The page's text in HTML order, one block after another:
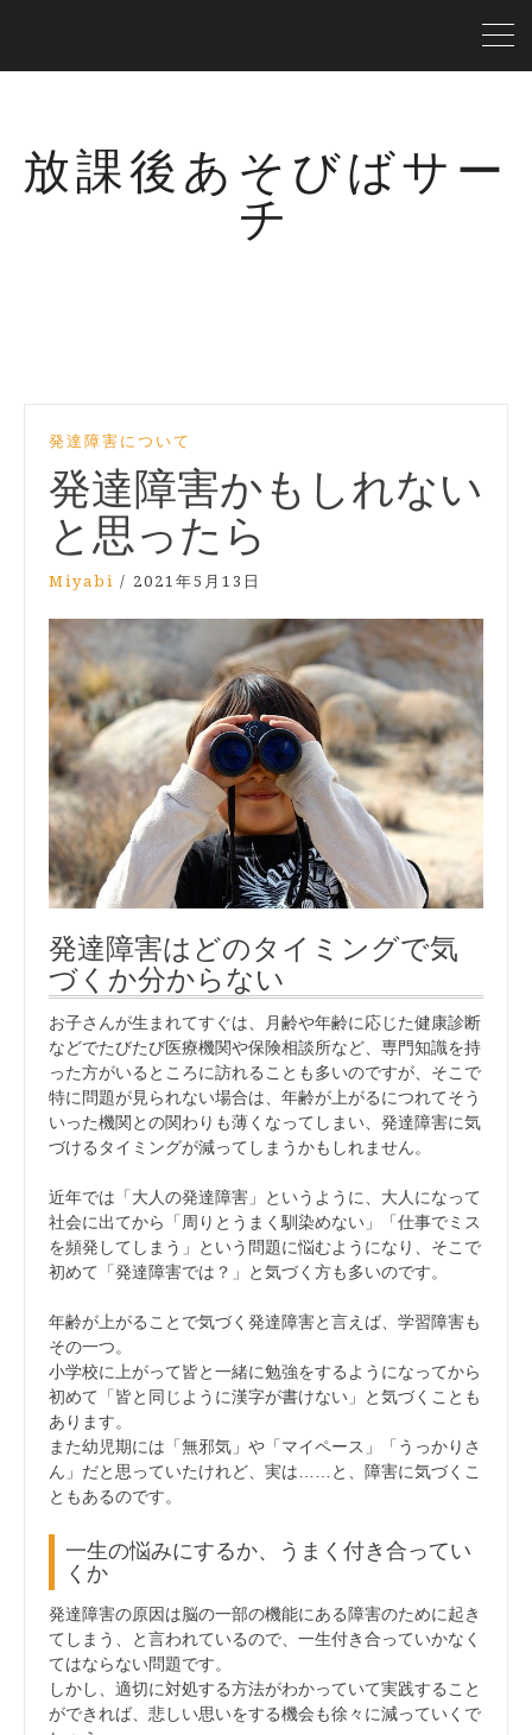
放課後あそびばサー
チ
発達障害について
発達障害かもしれない
と思ったら
Miyabi / 2021年5月13日
発達障害はどのタイミングで気
づくか分からない
お子さんが生まれてすぐは、月齢や年齢に応じた健康診断
などでたびたび医療機関や保険相談所など、専門知識を持
った方がいるところに訪れることも多いのですが、そこで
特に問題が見られない場合は、年齢が上がるにつれてそう
いった機関との関わりも薄くなってしまい、発達障害に気
づけるタイミングが減ってしまうかもしれません。
近年では「大人の発達障害」というように、大人になって
社会に出てから「周りとうまく馴染めない」「仕事でミス
を頻発してしまう」という問題に悩むようになり、そこで
初めて「発達障害では？」と気づく方も多いのです。
年齢が上がることで気づく発達障害と言えば、学習障害も
その一つ。
小学校に上がって皆と一緒に勉強をするようになってから
初めて「皆と同じように漢字が書けない」と気づくことも
あります。
また幼児期には「無邪気」や「マイペース」「うっかりさ
ん」だと思っていたけれど、実は……と、障害に気づくこ
ともあるのです。
一生の悩みにするか、うまく付き合ってい
くか
発達障害の原因は脳の一部の機能にある障害のために起き
てしまう、と言われているので、一生付き合っていかなく
てはならない問題です。
しかし、適切に対処する方法がわかっていて実践すること
ができれば、悲しい思いをする機会も徐々に減っていくで